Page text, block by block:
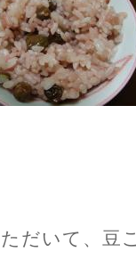
だいて、豆